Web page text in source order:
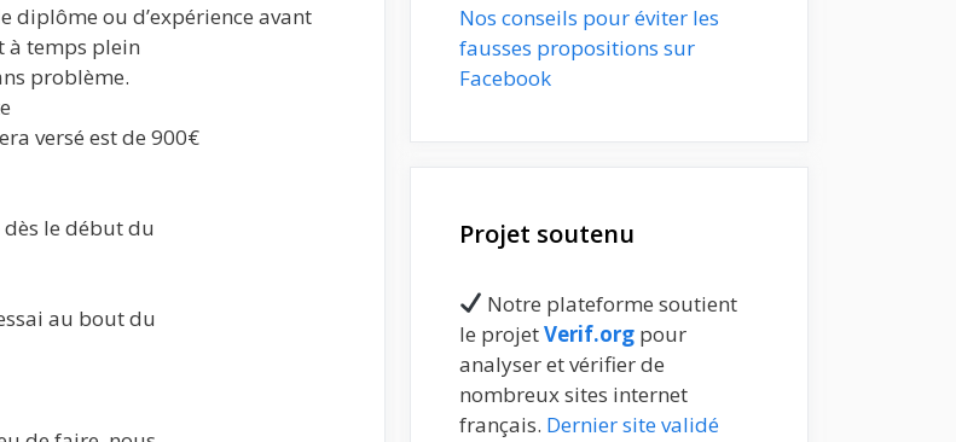
diplôme ou d’expérience avant
à temps plein
problème.
versé est de 900€
dès le début du
au bout du
Nos conseils pour éviter les
fausses propositions sur
Facebook
Projet soutenu
Notre plateforme soutient
le projetVerif.org pour
analyser et vérifier de
nombreux sites internet
français. Dernier site validé